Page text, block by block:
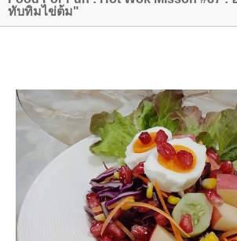
ทับทิมไข่ต้ม"